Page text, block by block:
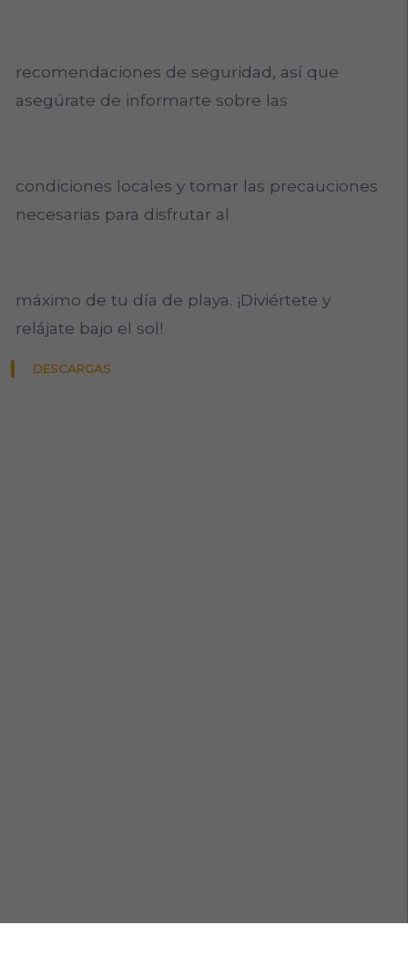
recomendaciones de seguridad, así que
asegúrate de informarte sobre las
condiciones locales y tomar las precauciones
necesarias para disfrutar al
máximo de tu día de playa. ¡Diviértete y
relájate bajo el sol!
DESCARGAS